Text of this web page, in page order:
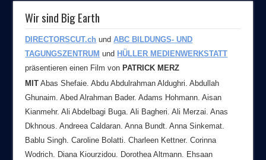
Wir sind Big Earth
DIRECTORSCUT.ch undABC BILDUNGS- UND
TAGUNGSZENTRUM und HÜLLER MEDIENWERKSTATT
präsentieren einen Film von PATRICK MERZ
MIT Abas Shefaie. Abdu Abdulrahman Aldughri. Abdullah
Ghunaim. Abed Alrahman Bader. Adams Hohmann. Aisan
Kianmehr. Ali Abdelbagi Buga. Ali Bagheri. Ali Merzai. Anas
Dkhnous. Andreea Caldaran. Anna Bundt. Anna Sinkemat.
Bablu Singh. Caroline Bolatti. Charleen Kettner. Corinna
Wodrich. Diana Kiourzidou. Dorothea Altmann. Ehsaan